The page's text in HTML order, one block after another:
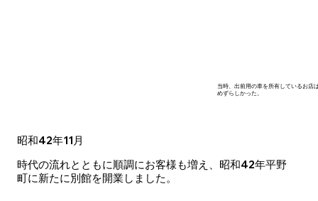
当時、出前用の車を所有しているお店
めずらしかった。
昭和42年11月
時代の流れとともに順調にお客様も増え、昭和42年平野
町に新たに別館を開業しました。